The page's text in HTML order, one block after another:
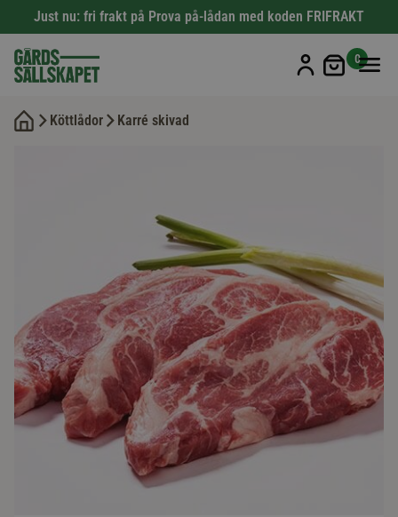
Just nu: fri frakt på Prova på-lådan med koden FRIFRAKT
Min
0
Köttlådor Karré skivad